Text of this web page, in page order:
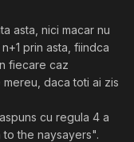
asta, nici macar nu
prin asta, fiindca
fiecare caz
daca toti ai zis
cu regula 4 a
the naysayers".